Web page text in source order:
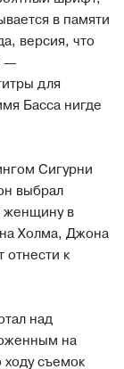
в памяти
версия, что
—
для
Басса нигде
Сигурни
выбрал
женщину в
Холма, Джона
отнести к
над
на
съемок